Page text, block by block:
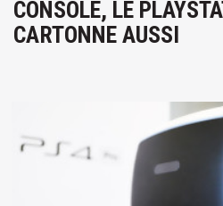
CONSOLE, LE
CARTONNE AUSSI